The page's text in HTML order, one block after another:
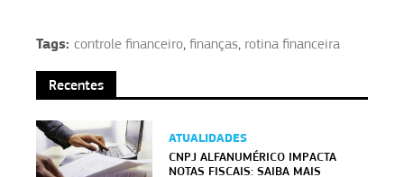
Tags: controle financeiro, finanças, rotina financeira
Recentes
ATUALIDADES
CNPJ ALFANUMÉRICO IMPACTA
NOTAS FISCAIS: SAIBA MAIS